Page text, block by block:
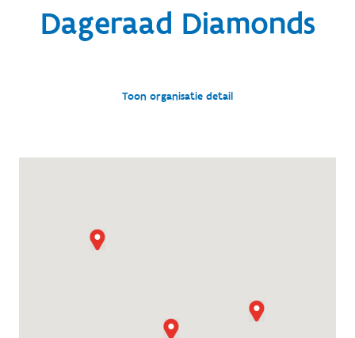
Dageraad Diamonds
Toon organisatie detail